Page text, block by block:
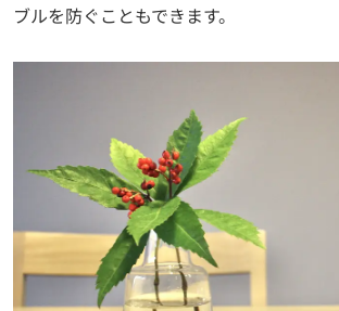
ブルを防ぐこともできます。